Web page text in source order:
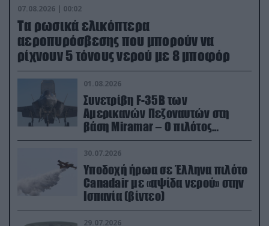
07.08.2026 | 00:02
Τα ρωσικά ελικόπτερα
αεροπυρόσβεσης που μπορούν να
ρίχνουν 5 τόνους νερού με 8 μποφόρ
01.08.2026
Συνετρίβη F-35B των
Αμερικανών Πεζοναυτών στη
βάση Miramar – Ο πιλότος
εκτινάχθηκε εγκαίρως
30.07.2026
Υποδοχή ήρωα σε Έλληνα πιλότο
Canadair με «αψίδα νερού» στην
Ισπανία (βίντεο)
29.07.2026